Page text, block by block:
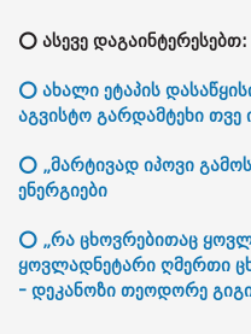
⭕ ასევე დაგაინტერესებთ:
⭕ ახალი ეტაპის
აგვისტო გარდამტეხი თვე
⭕ „მარტივად იპოვი
ენერგიები
⭕ „რა ცხოვრებითაც
ყოვლადნეტარი ღმერთი
- დეკანოზი თეოდორე